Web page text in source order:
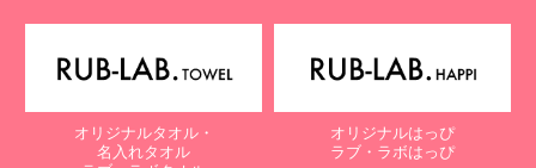
オリジナルタオル・
名入れタオル
オリジナルはっぴ
ラブ・ラボはっぴ